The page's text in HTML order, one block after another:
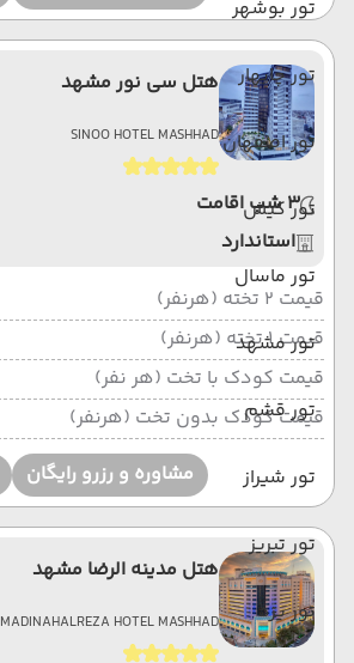
تور بوشهر
تور چابهار
تور اصفهان
تور کیش
تور ماسال
تور مشهد
تور قشم
تور شیراز
تور تبریز
تور یزد
هتل سی نور مشهد
SINOO HOTEL MASHHAD
3 شب اقامت
استاندارد
قیمت 2 تخته (هرنفر)
قیمت 1 تخته (هرنفر)
قیمت کودک با تخت (هر نفر)
قیمت کودک بدون تخت (هرنفر)
مشاوره و رزرو رایگان
هتل مدینه الرضا مشهد
MADINAHALREZA HOTEL MASHHAD